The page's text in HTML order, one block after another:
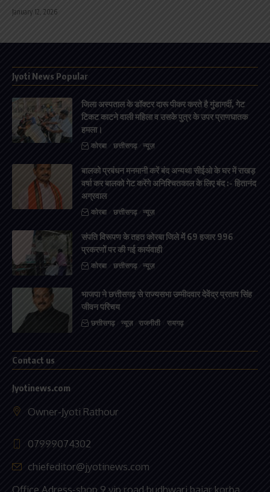
January 12, 2026
Jyoti News Popular
जिला अस्पताल के डॉक्टर दारू पीकर करते है गुंडागर्दी, गेट
टिकट काटने वाली महिला व उसके पुत्र के उपर प्राणघातक
हमला।
कोरबा छत्तीसगढ़ न्यूज़
बालको प्रबंधन मनमानी करें बंद अन्यथा सीईओ के घर में राखड़
वर्षा कर बालको गेट करेंगे अनिश्चितकाल के लिए बंद :- हितानंद
अग्रवाल
कोरबा छत्तीसगढ़ न्यूज़
संपति विरूपण के तहत कोरबा जिले में 69 हजार 996
प्रकरणों पर की गई कार्यवाही
कोरबा छत्तीसगढ़ न्यूज़
भाजपा ने छत्तीसगढ़ से राज्यसभा उम्मीदवार देवेंद्र प्रताप सिंह
जीवन परिचय
छत्तीसगढ़ न्यूज़ राजनीती रायगढ़
Contact us
Jyotinews.com
Owner-Jyoti Rathour
07999074302
chiefeditor@jyotinews.com
Office Adress-shop 9 vip road budhwari bajar korba